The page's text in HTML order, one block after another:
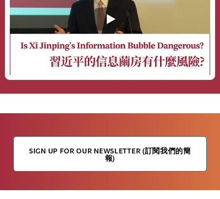
SIGN UP FOR OUR NEWSLETTER (訂閱我們的簡
報)